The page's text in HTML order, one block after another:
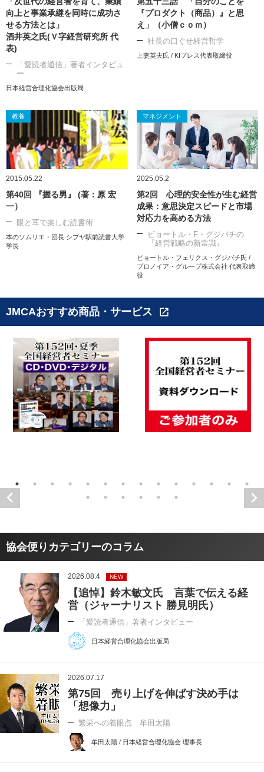
向上と事業承継を同時に成功さ
せる方法とは」
酒井英之氏(Ｖ字経営研究所 代
表)
「愛読者通信」著者インタビュ
ー
日本経営合理化協会出版局
『プロダクト（商品）』と思
え」（小僧ｃｏｍ）
社長の口ぐせ経営哲学
上妻英夫氏 / KIプレス代表取締役
教養
2015.05.22
第40回 『握る男』 (著：原 宏
一）
眼と耳で楽しむ読書術
本のソムリエ・団長 シブヤ駅前読書大学
学長
マネジメント
2025.05.2
第2回 心理的安全性が生む経営
成果：意思決定スピードと市場
対応力を高める方法
ピョートル・F・グジバチの
『経営戦略の新常識』
ピョートル・フェリクス・グジバチ氏 /
プロノイア・グループ株式会社 代表取締
役
JMCAおすすめ商品・サービス open_in_new
協会便りカテゴリーのコラム
2026.08.4 NEW
【追悼】鈴木敏文氏 言葉で伝える経
営（ジャーナリスト 勝見明氏）
「愛読者通信」著者インタビュー
日本経営合理化協会出版局
2026.07.17
第75回 売り上げを伸ばす決め手は
「想像力」
繁栄への着眼点 牟田太陽
牟田太陽 / 日本経営合理化協会 理事長